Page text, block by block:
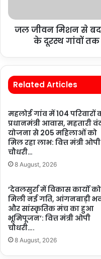
जल जीवन मिशन से
के दूरस्थ गांवों
Related Articles
महलोई गांव में 104 परिवारों
प्रधानमंत्री आवास, महतारी
योजना से 205 महिलाओं को
मिल रहा लाभ: वित्त मंत्री ओपी
चौधरी…
8 August, 2026
’देवलसुर्रा में विकास कार्यों को
मिली नई गति, आंगनबाड़ी
और सांस्कृतिक मंच का हुआ
भूमिपूजन’: वित्त मंत्री ओपी
चौधरी….
8 August, 2026